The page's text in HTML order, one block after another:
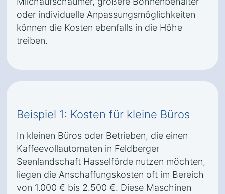
oder individuelle Anpassungsmöglichkeiten
können die Kosten ebenfalls in die Höhe
treiben.
Beispiel 1: Kosten für kleine Büros
In kleinen Büros oder Betrieben, die einen
Kaffeevollautomaten in Feldberger
Seenlandschaft Hasselförde nutzen möchten,
liegen die Anschaffungskosten oft im Bereich
von 1.000 € bis 2.500 €. Diese Maschinen